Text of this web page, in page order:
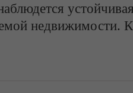
недвижимости.